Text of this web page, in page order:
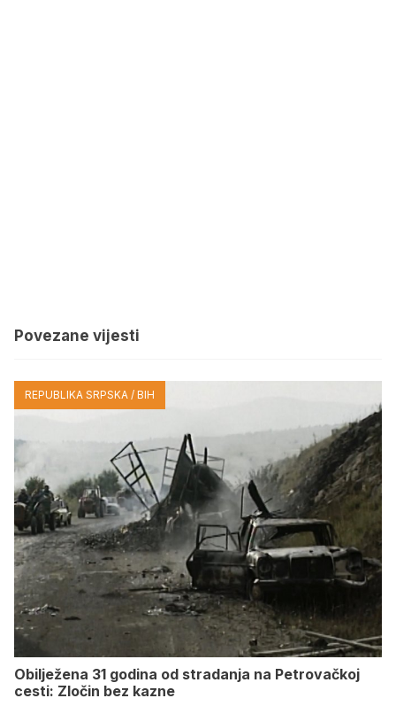
Povezane vijesti
REPUBLIKA SRPSKA / BIH
Obilježena 31 godina od stradanja na Petrovačkoj
cesti: Zločin bez kazne